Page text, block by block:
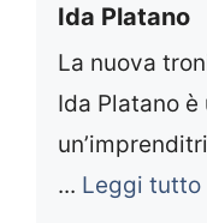
Ida Platano
La nuova
Ida Platano è
... Leggi tutto